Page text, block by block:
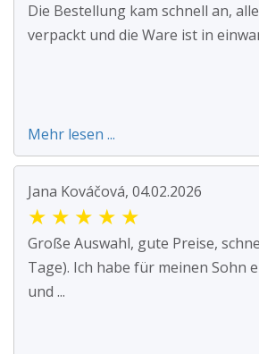
Die Bestellung kam schnell an,
verpackt und die Ware ist in
Mehr lesen ...
Jana Kováčová, 04.02.2026
★ ★ ★ ★ ★
Große Auswahl, gute Preise,
Tage). Ich habe für meinen Sohn
und ...